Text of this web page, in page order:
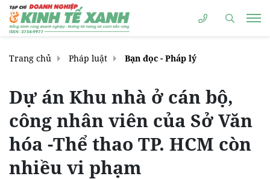
Trang chủ Pháp luật Bạn đọc - Pháp lý
Dự án Khu nhà ở cán bộ,
công nhân viên của Sở Văn
hóa -Thể thao TP. HCM còn
nhiều vi phạm